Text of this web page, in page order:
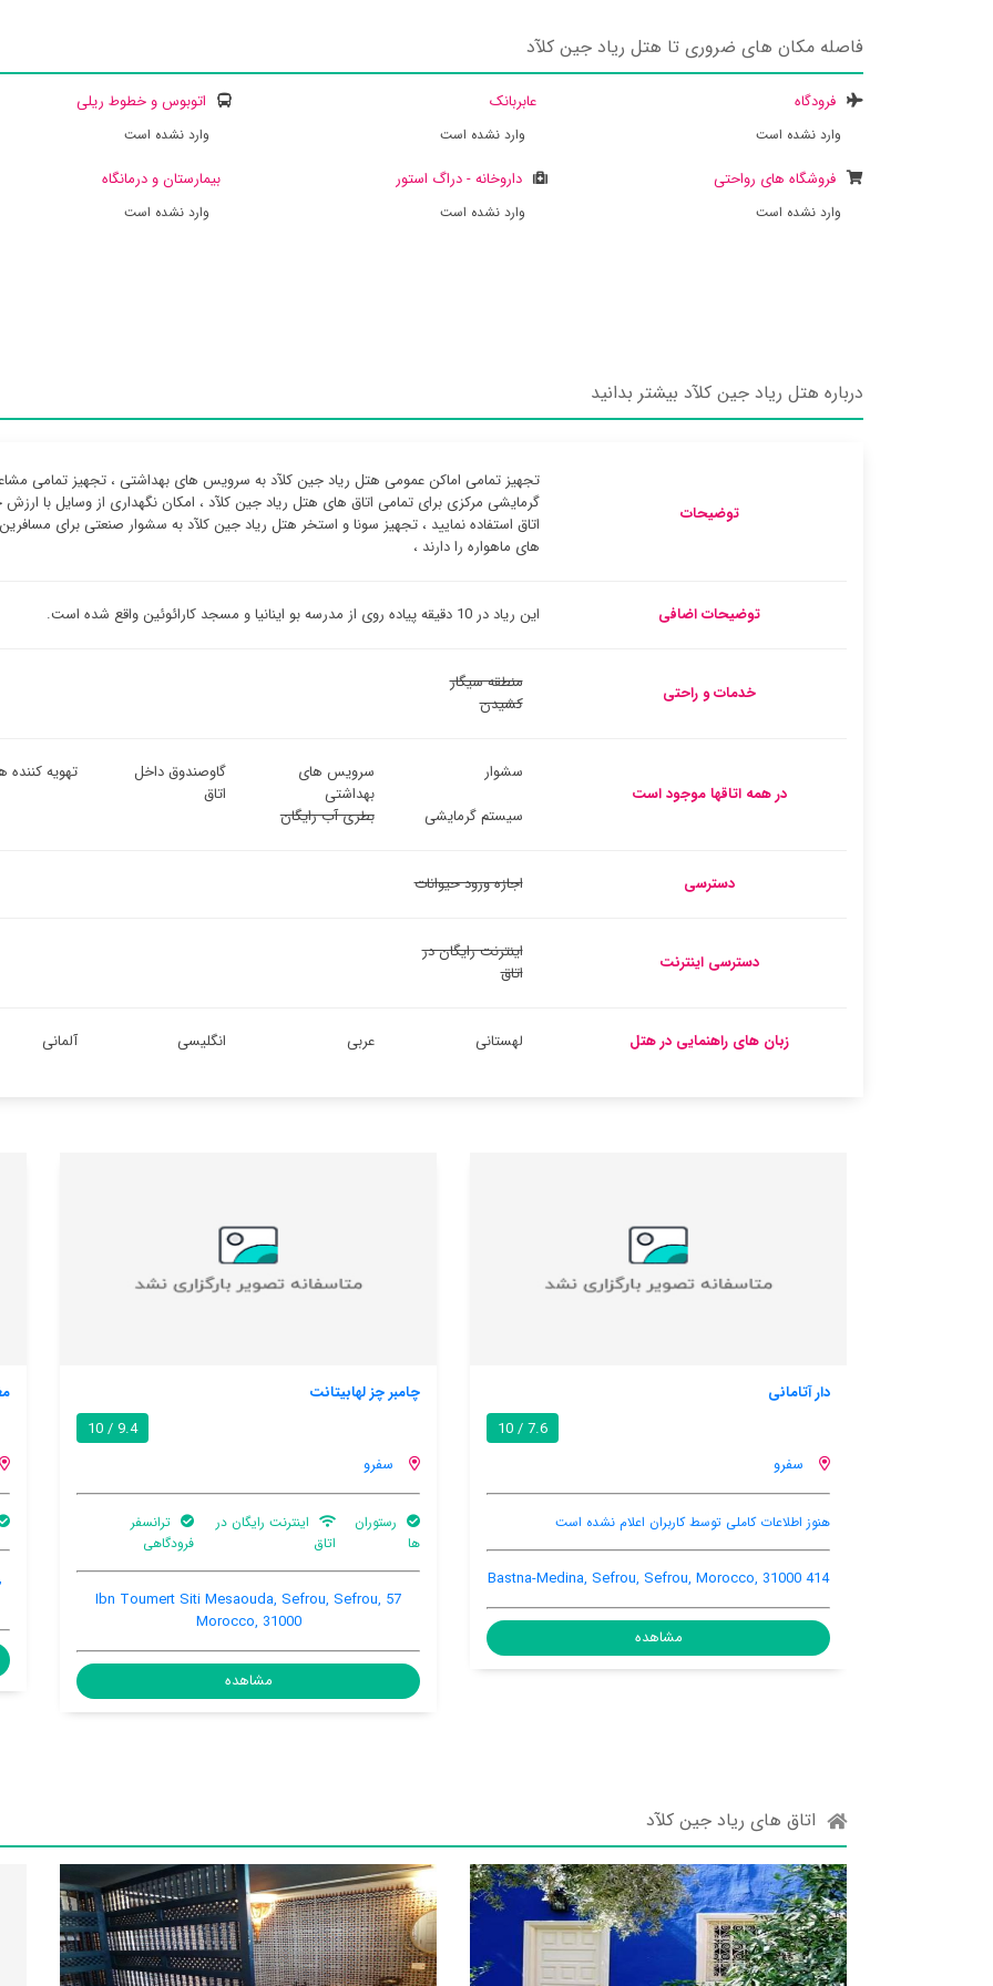
فاصله مکان های ضروری تا هتل ریاد جین کلآد
فرودگاه
وارد نشده است
عابربانک
وارد نشده است
اتوبوس و خطوط ریلی
وارد نشده است
فروشگاه های رواحتی
وارد نشده است
داروخانه - دراگ استور
وارد نشده است
بیمارستان و درمانگاه
وارد نشده است
درباره هتل ریاد جین کلآد بیشتر بدانید
توضیحات
تجهیز تمامی اماکن عمومی هتل ریاد جین کلآد به سرویس های بهداشتی ، تجهیز تمامی
گرمایشی مرکزی برای تمامی اتاق های هتل ریاد جین کلآد ، امکان نگهداری از وسایل با ارزش
اتاق استفاده نمایید ، تجهیز سونا و استخر هتل ریاد جین کلآد به سشوار صنعتی برای
های ماهواره را دارند ،
توضیحات اضافی این ریاد در 10 دقیقه پیاده روی از مدرسه بو اینانیا و مسجد کارائوئین واقع شده است.
خدمات و راحتی
منطقه سیگار
کشیدن
در همه اتاقها موجود است
سشوار
سرویس های
بهداشتی
گاوصندوق داخل
اتاق
تهویه کننده
سیستم گرمایشی
بطری آب رایگان
دسترسی اجازه ورود حیوانات
دسترسی اینترنت
اینترنت رایگان در
اتاق
زبان های راهنمایی در هتل لهستانی عربی انگلیسی آلمانی
چامبر چز لهابیتانت
9.4 / 10
سفرو
رستوران
اینترنت رایگان در
ترانسفر
Morocco, 31000
مغیلا
8.3 / 10
سفرو
ترانسفر فرودگاهی رستوران ها پارکینگ ماشین
Douar Mghila , Ouled Mkoudou, El Menzel, Sefrou,
Sefrou, Morocco, 30000
مشاهده
اتاق های ریاد جین کلآد